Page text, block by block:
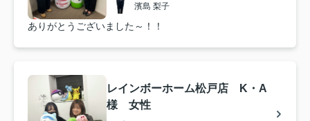
濱島 梨子
ありがとうございました～！！
レインボーホーム松戸店 K・A
様 女性